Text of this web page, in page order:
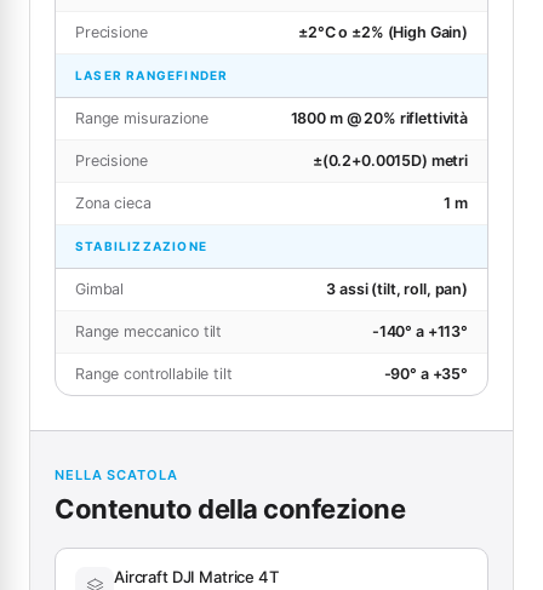
Precisione ±2°C o ±2% (High Gain)
LASER RANGEFINDER
Range misurazione 1800 m @ 20% riflettività
Precisione ±(0.2+0.0015D) metri
Zona cieca 1 m
STABILIZZAZIONE
Gimbal 3 assi (tilt, roll, pan)
Range meccanico tilt -140° a +113°
Range controllabile tilt -90° a +35°
NELLA SCATOLA
Contenuto della confezione
Aircraft DJI Matrice 4T